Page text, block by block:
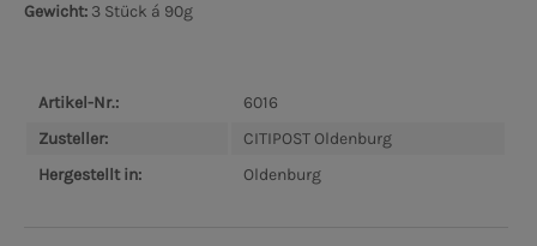
Gewicht: 3 Stück á 90g
Artikel-Nr.:
6016
Zusteller:
CITIPOST Oldenburg
Hergestellt in:
Oldenburg